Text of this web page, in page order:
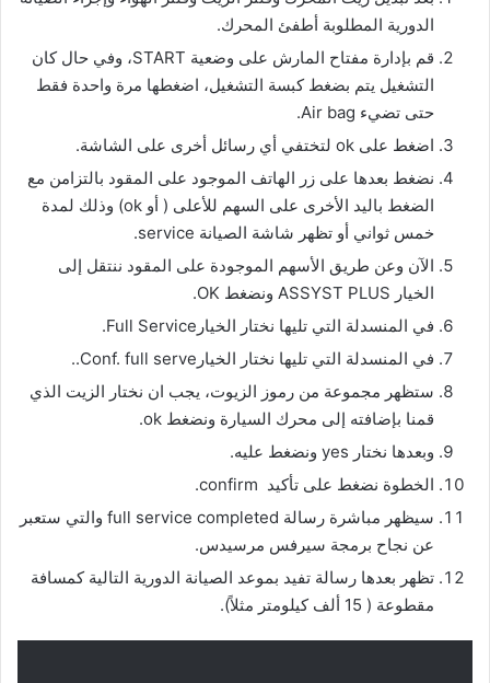
الدورية المطلوبة أطفئ المحرك.
قم بإدارة مفتاح المارش على وضعية START، وفي حال كان
التشغيل يتم بضغط كبسة التشغيل، اضغطها مرة واحدة فقط
حتى تضيء Air bag.
اضغط على ok لتختفي أي رسائل أخرى على الشاشة.
نضغط بعدها على زر الهاتف الموجود على المقود بالتزامن مع
الضغط باليد الأخرى على السهم للأعلى ( أو ok) وذلك لمدة
خمس ثواني أو تظهر شاشة الصيانة service.
الآن وعن طريق الأسهم الموجودة على المقود ننتقل إلى
الخيار ASSYST PLUS ونضغط OK.
في المنسدلة التي تليها نختار الخيارFull Service.
في المنسدلة التي تليها نختار الخيارConf. full serve..
ستظهر مجموعة من رموز الزيوت، يجب ان نختار الزيت الذي
قمنا بإضافته إلى محرك السيارة ونضغط ok.
وبعدها نختار yes ونضغط عليه.
الخطوة نضغط على تأكيد confirm.
سيظهر مباشرة رسالة full service completed والتي ستعبر
عن نجاح برمجة سيرفس مرسيدس.
تظهر بعدها رسالة تفيد بموعد الصيانة الدورية التالية كمسافة
مقطوعة ( 15 ألف كيلومتر مثلاً).